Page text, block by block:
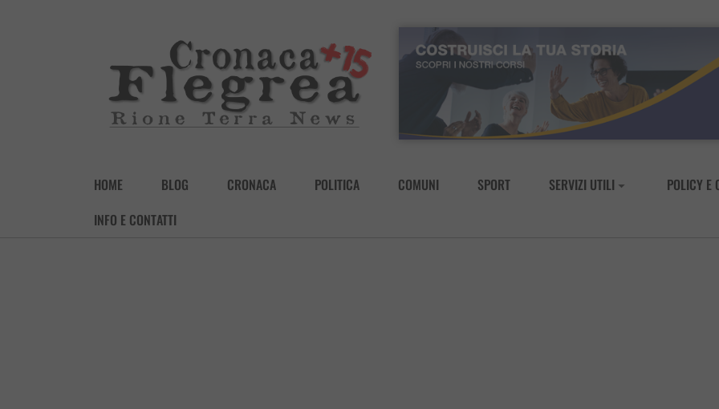
HOME BLOG CRONACA POLITICA COMUNI SPORT SERVIZI UTILI
POLICY E
INFO E CONTATTI